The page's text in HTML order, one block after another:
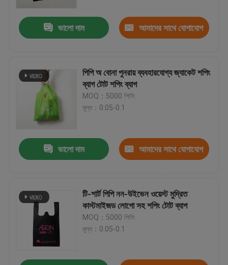
ভালো দাম আমাদের সাথে যোগাযোগ
পিপি অ বোনা পুনরায় ব্যবহারযোগ্য জ্যাকেট শপিং
ব্যাগ টোট শপিং ব্যাগ
MOQ：5000 পিসি
মূল্য：0.05-0.1
ভালো দাম আমাদের সাথে যোগাযোগ
টি-শার্ট পিপি নন-উইভেন ওয়েস্ট মুদ্রিত
কাস্টমাইজড লোগো সহ শপিং টোট ব্যাগ
MOQ：5000 পিসি
মূল্য：0.05-0.1